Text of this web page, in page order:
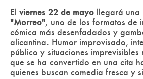
El viernes 22 de mayo llegará una
"Morreo", uno de los formatos de
cómica más desenfadados y
alicantina. Humor improvisado,
público y situaciones imprevisibles
que se ha convertido en una cita
quienes buscan comedia fresca y